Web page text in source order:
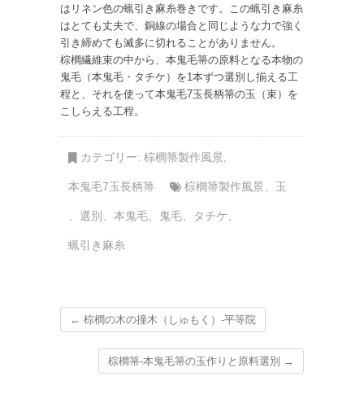
はリネン色の蝋引き麻糸巻きです。この蝋引き麻糸
はとても丈夫で、銅線の場合と同じような力で強く
引き締めても滅多に切れることがありません。
棕櫚繊維束の中から、本鬼毛箒の原料となる本物の
鬼毛（本鬼毛・タチケ）を1本ずつ選別し揃える工
程と、それを使って本鬼毛7玉長柄箒の玉（束）を
こしらえる工程。
カテゴリー: 棕櫚箒製作風景
本鬼毛7玉長柄箒 棕櫚箒製作風景 玉
選別 本鬼毛 鬼毛 タチケ
蝋引き麻糸
← 棕櫚の木の撞木（しゅもく）-平等院
棕櫚箒-本鬼毛箒の玉作りと原料選別 →